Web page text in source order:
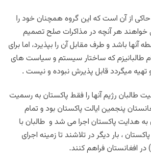
از آن است که این گروه همچنان خود را
خواهند هر آنچه در مذاکرات صلح تصمیم
آنها باشد و طرف مقابل آن را بپذیرد، اما برای
طالبانیزم که ساختار سیستم و سیاست های
تهیه میگردد قابل پذیرش نبوده و نیست .
رژیم آنها را فقط پاکستان به رسمیت
پنجمین ایالت پاکستان بود و تمام
هدایت پاکستان اجرا می شد و طالبان با
، بار دیگر در تلاشند تا زمینه اجرای